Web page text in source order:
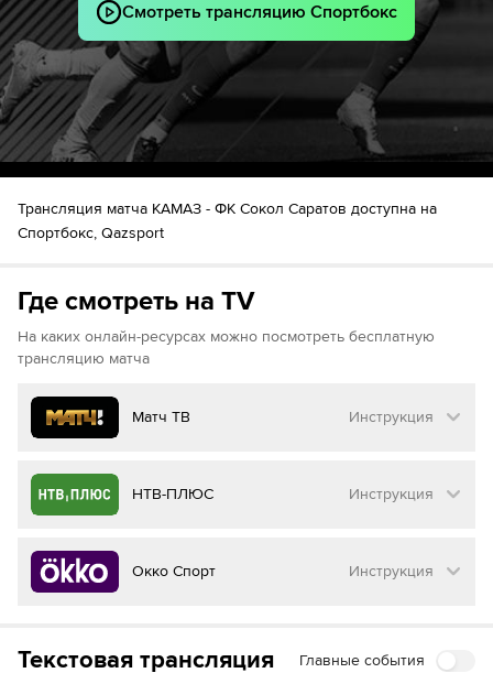
Даниил Шамкин 74´
Квари Абдуллахи
Atsamaz Revazov
Vladislav Davydov
Руслан Аюкин
Amir Kahrimanovic
90´
Артур Анисимов90´+2 Тимур Крайков
90´+2
Смотреть трансляцию Спортбокс
Трансляция матча КАМАЗ - ФК Сокол Саратов доступна на
Спортбокс, Qazsport
Где смотреть на TV
На каких онлайн-ресурсах можно посмотреть бесплатную
трансляцию матча
Матч ТВ Инструкция
Как смотреть бесплатно трансляцию матча
Матч ТВ
Инструкция
Перейдите на сайт МАТЧ ТВ
НТВ-ПЛЮС Инструкция
Как смотреть бесплатно трансляцию матча
на НТВ ПЛЮС
Окко Спорт Инструкция
на Окко ТВ
Текстовая трансляция Главные события